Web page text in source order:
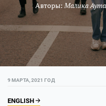
Авторы: Малика
9 МАРТА, 2021 ГОД
ENGLISH